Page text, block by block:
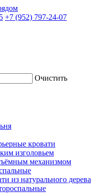
+7 (952) 797-24-07
Очистить
кровати
изголовьем
механизмом
из натурального дерева